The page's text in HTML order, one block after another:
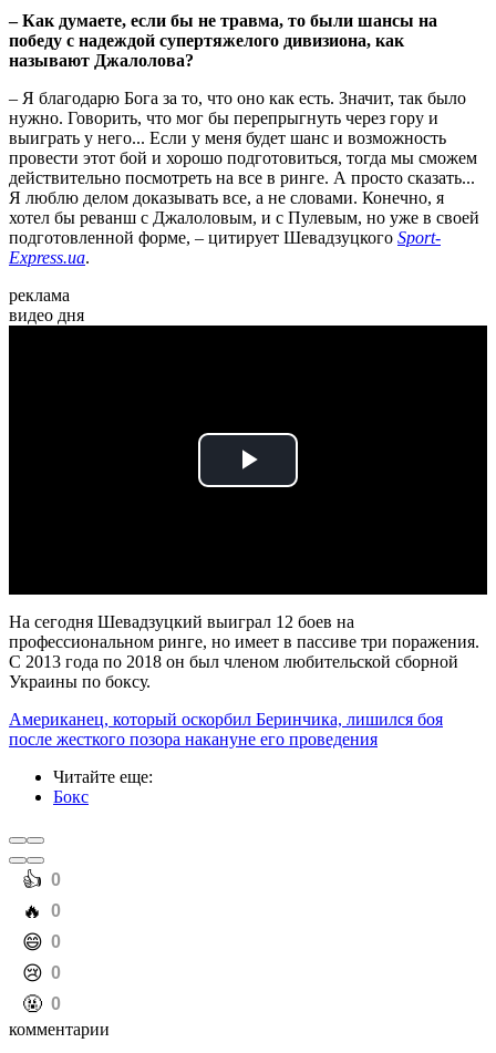
– Как думаете, если бы не травма, то были шансы на
победу с надеждой супертяжелого дивизиона, как
называют Джалолова?
– Я благодарю Бога за то, что оно как есть. Значит, так было
нужно. Говорить, что мог бы перепрыгнуть через гору и
выиграть у него... Если у меня будет шанс и возможность
провести этот бой и хорошо подготовиться, тогда мы сможем
действительно посмотреть на все в ринге. А просто сказать...
Я люблю делом доказывать все, а не словами. Конечно, я
хотел бы реванш с Джалоловым, и с Пулевым, но уже в своей
подготовленной форме, – цитирует Шевадзуцкого Sport-
Express.ua.
реклама
видео дня
Play
На сегодня Шевадзуцкий выиграл 12 боев на
профессиональном ринге, но имеет в пассиве три поражения.
С 2013 года по 2018 он был членом любительской сборной
Украины по боксу.
Американец, который оскорбил Беринчика, лишился боя
после жесткого позора накануне его проведения
Читайте еще:
Бокс
️👍 0
️🔥 0
️😄 0
️😢 0
️🤬 0
комментарии